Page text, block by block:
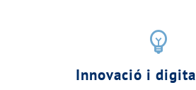
emoji_objects
Innovació i